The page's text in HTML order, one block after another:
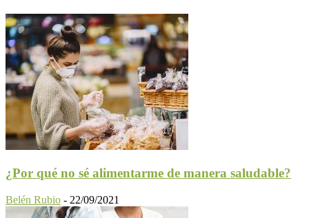
¿Por qué no sé alimentarme de manera saludable?
Belén Rubio - 22/09/2021